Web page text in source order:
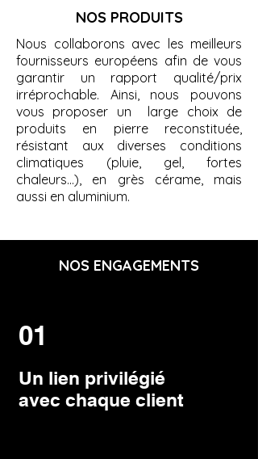
NOS PRODUITS
Nous collaborons avec les meilleurs
fournisseurs européens afin de vous
garantir un rapport qualité/prix
irréprochable. Ainsi, nous pouvons
vous proposer un large choix de
produits en pierre reconstituée,
résistant aux diverses conditions
climatiques (pluie, gel, fortes
chaleurs...), en grès cérame, mais
aussi en aluminium.
NOS ENGAGEMENTS
01
Un lien privilégié
avec chaque client